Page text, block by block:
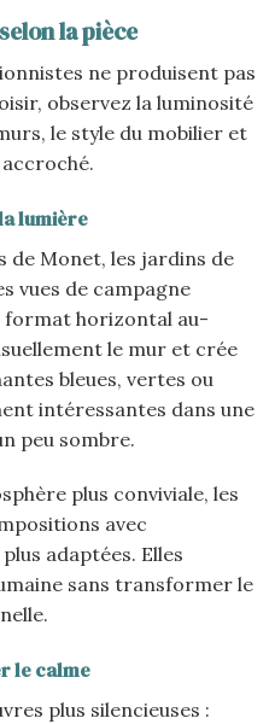
la pièce
ne produisent pas
observez la luminosité
le style du mobilier et
lumière
de Monet, les jardins de
vues de campagne
horizontal au-
le mur et crée
bleues, vertes ou
intéressantes dans une
peu sombre.
plus conviviale, les
avec
adaptées. Elles
sans transformer le
le calme
plus silencieuses :